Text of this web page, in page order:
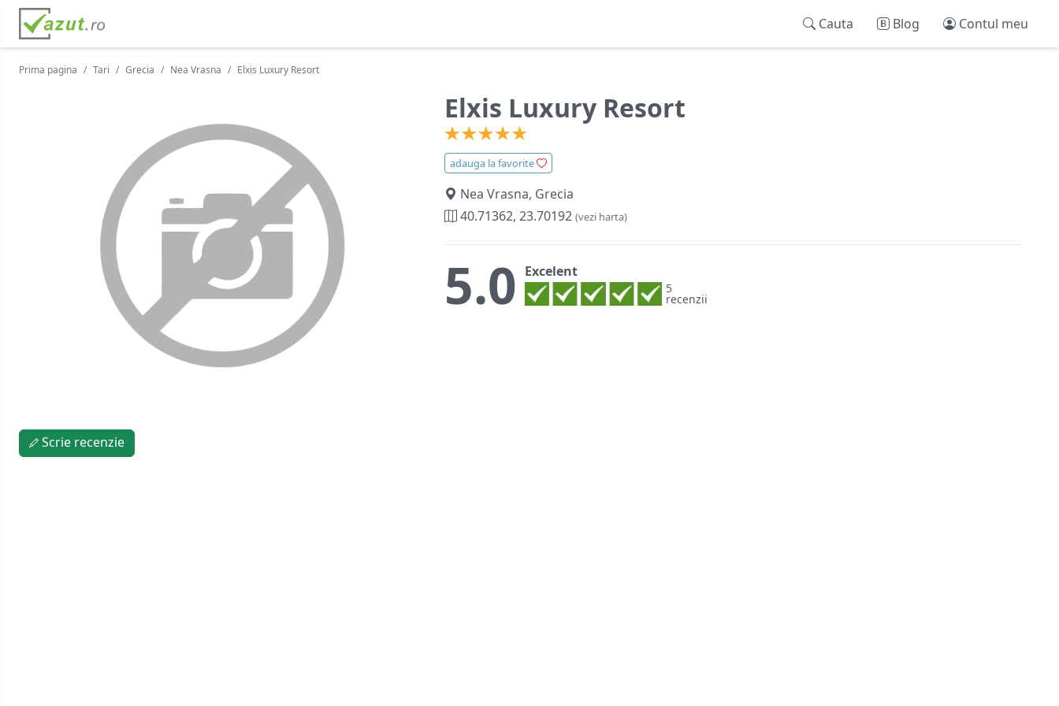
Cauta Blog Contul meu
Prima pagina Tari Grecia Nea Vrasna Elxis Luxury Resort
Elxis Luxury Resort
adauga la favorite
Nea Vrasna, Grecia
40.71362, 23.70192 (vezi harta)
5.0 Excelent
5
recenzii
Scrie recenzie